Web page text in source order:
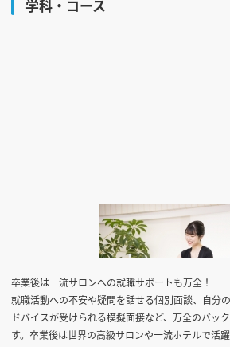
学科・コース
卒業後は一流サロンへの就職サポートも万全！
就職活動への不安や疑問を話せる個別面談、自分
ドバイスが受けられる模擬面接など、万全のバッ
す。卒業後は世界の高級サロンや一流ホテルで活